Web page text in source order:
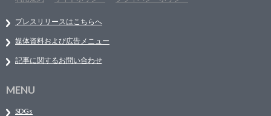
プレスリリースはこちらへ
媒体資料および広告メニュー
記事に関するお問い合わせ
MENU
SDGs